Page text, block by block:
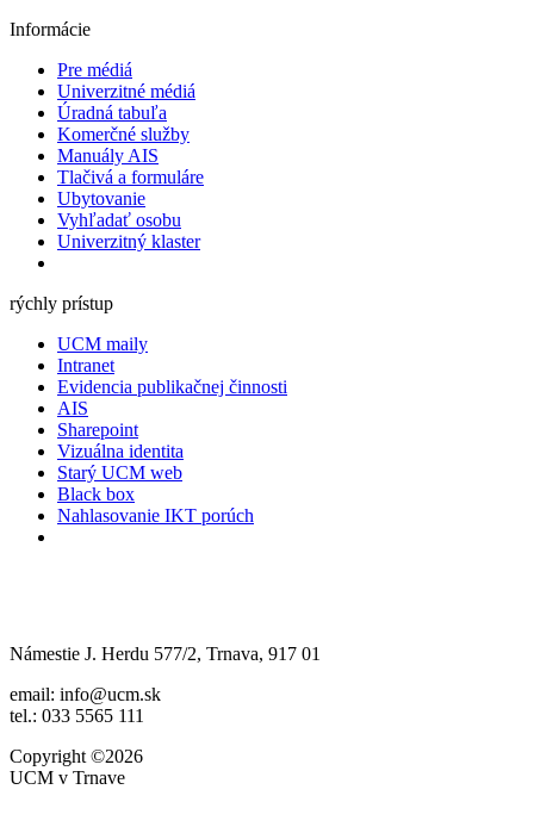
Informácie
Pre médiá
Univerzitné médiá
Úradná tabuľa
Komerčné služby
Manuály AIS
Tlačivá a formuláre
Ubytovanie
Vyhľadať osobu
Univerzitný klaster
rýchly prístup
UCM maily
Intranet
Evidencia publikačnej činnosti
AIS
Sharepoint
Vizuálna identita
Starý UCM web
Black box
Nahlasovanie IKT porúch
Námestie J. Herdu 577/2, Trnava, 917 01
email: info@ucm.sk
tel.: 033 5565 111
Copyright ©2026
UCM v Trnave